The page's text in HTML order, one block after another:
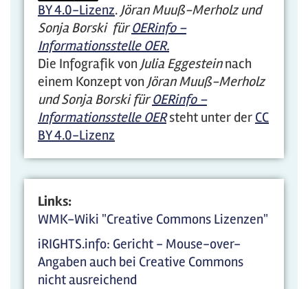
BY 4.0-Lizenz. Jöran Muuß-Merholz und
Sonja Borski fürOERinfo –
Informationsstelle OER.
Die Infografik von Julia Eggesteinnach
einem Konzept von Jöran Muuß-Merholz
und Sonja Borski fürOERinfo –
Informationsstelle OERsteht unter der CC
BY 4.0-Lizenz
Links:
WMK-Wiki "Creative Commons Lizenzen"
iRIGHTS.info: Gericht - Mouse-over-
Angaben auch bei Creative Commons
nicht ausreichend